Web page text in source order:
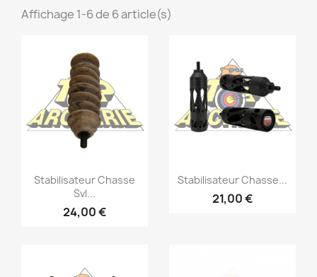
Affichage 1-6 de 6 article(s)
Stabilisateur Chasse
Svl...
24,00 €
Stabilisateur Chasse...
21,00 €